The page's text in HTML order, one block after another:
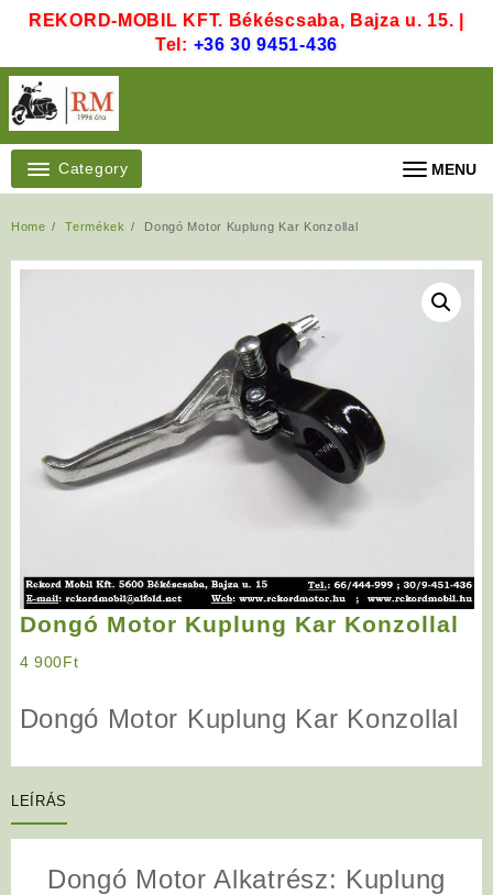
REKORD-MOBIL KFT. Békéscsaba, Bajza u. 15. |
Tel: +36 30 9451-436
Category MENU
Home Termékek Dongó Motor Kuplung Kar Konzollal
Dongó Motor Kuplung Kar Konzollal
4 900Ft
Dongó Motor Kuplung Kar Konzollal
LEÍRÁS
Dongó Motor Alkatrész: Kuplung